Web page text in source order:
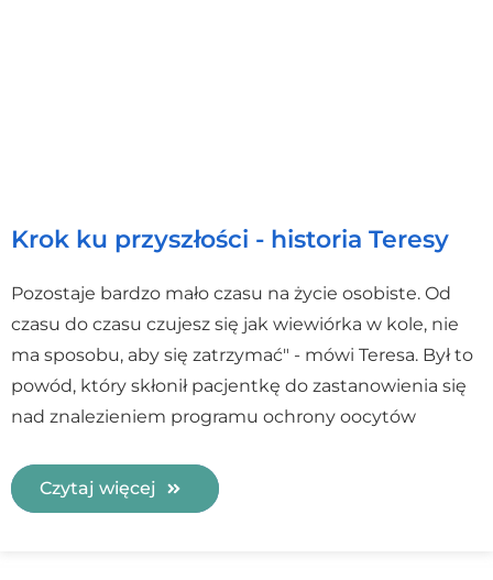
Krok ku przyszłości - historia Teresy
Pozostaje bardzo mało czasu na życie osobiste. Od
czasu do czasu czujesz się jak wiewiórka w kole, nie
ma sposobu, aby się zatrzymać" - mówi Teresa. Był to
powód, który skłonił pacjentkę do zastanowienia się
nad znalezieniem programu ochrony oocytów
Czytaj więcej